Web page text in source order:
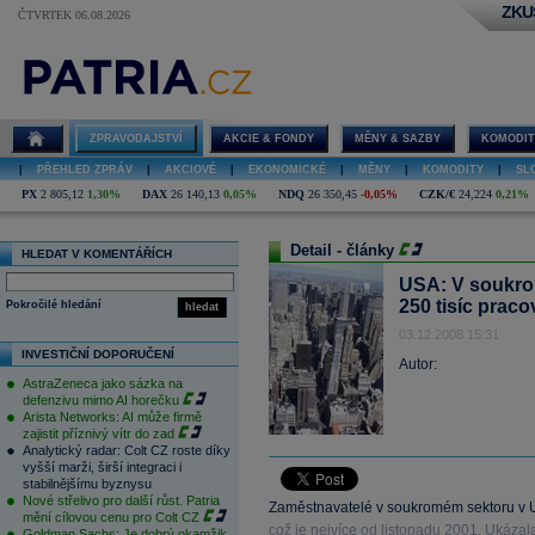
ČTVRTEK 06.08.2026
ZPRAVODAJSTVÍ AKCIE & FONDY MĚNY & SAZBY
PŘEHLED ZPRÁV AKCIOVÉ EKONOMICKÉ MĚNY KOMODITY
PX 2 805,12 1,30% DAX 26 140,13 0,05% NDQ 26 350,45 -0,05% CZK/€ 24,224 0,21%
HLEDAT V KOMENTÁŘÍCH
hledat
Pokročilé hledání
INVESTIČNÍ DOPORUČENÍ
AstraZeneca jako sázka na
defenzivu mimo AI horečku
Arista Networks: AI může firmě
zajistit příznivý vítr do zad
Analytický radar: Colt CZ roste díky
vyšší marži, širší integraci i
stabilnějšímu byznysu
Nové střelivo pro další růst. Patria
mění cílovou cenu pro Colt CZ
Detail - články
USA: V
250 tisíc
03.12.2008 15:31
Autor:
Zaměstnavatelé v soukromém sektoru v
což je nejvíce od listopadu 2001.